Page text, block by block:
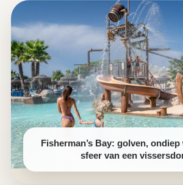
Fisherman’s Bay: golven,
sfeer van een